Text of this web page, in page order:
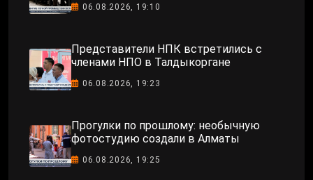
06.08.2026, 19:10
Представители НПК встретились с
членами НПО в Талдыкоргане
06.08.2026, 19:23
Прогулки по прошлому: необычную
фотостудию создали в Алматы
06.08.2026, 19:25